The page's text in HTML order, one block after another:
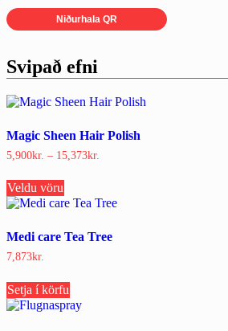
Niðurhala QR
Svipað efni
Magic Sheen Hair Polish
5,900kr. – 15,373kr.
15,373kr.
Veldu vöru
has
variants.
The
be
chosen
Medi care Tea Tree
7,873kr.
Setja í körfu